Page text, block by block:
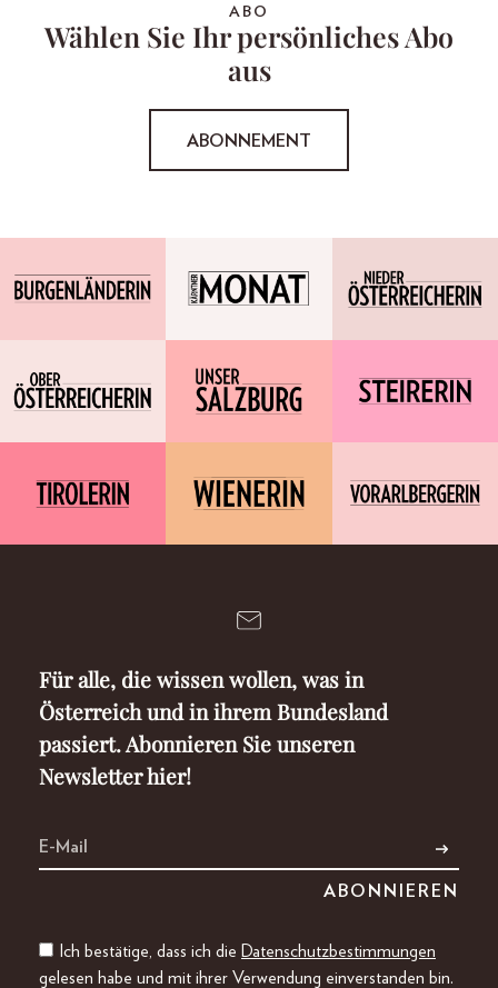
ABO
Wählen Sie Ihr persönliches Abo
aus
ABONNEMENT
Für alle, die wissen wollen, was in
Österreich und in ihrem Bundesland
passiert. Abonnieren Sie unseren
Newsletter hier!
Ich bestätige, dass ich die Datenschutzbestimmungen
gelesen habe und mit ihrer Verwendung einverstanden bin.